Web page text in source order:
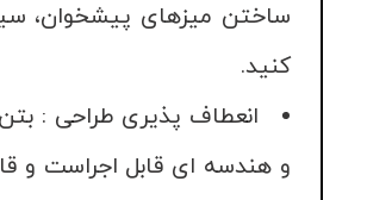
ساختن میزهای پیشخوان،
کنید.
انعطاف پذیری طراحی :
و هندسه ای قابل اجراست و